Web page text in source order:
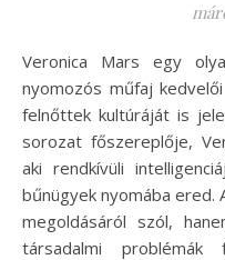
Veronica Mars egy olyan sorozat, amely nemcsak a
nyomozós műfaj
felnőttek kultúráját is
sorozat főszereplője,
aki rendkívüli
bűnügyek nyomába ered.
megoldásáról szól,
társadalmi